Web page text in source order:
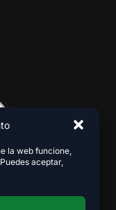
la web funcione,
aceptar,